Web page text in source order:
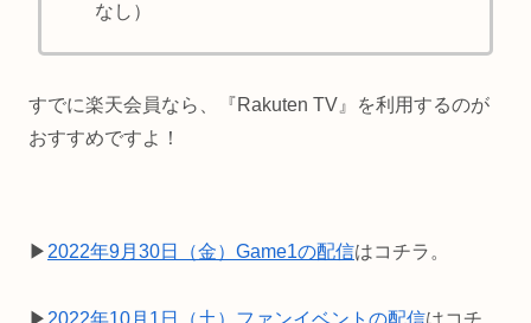
なし）
すでに楽天会員なら、『Rakuten TV』を利用するのが
おすすめですよ！
▶ 2022年9月30日（金）Game1の配信はコチラ。
▶ 2022年10月1日（土）ファンイベントの配信はコチ